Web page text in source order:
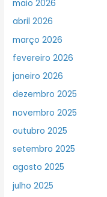
maio 2026
abril 2026
março 2026
fevereiro 2026
janeiro 2026
dezembro 2025
novembro 2025
outubro 2025
setembro 2025
agosto 2025
julho 2025